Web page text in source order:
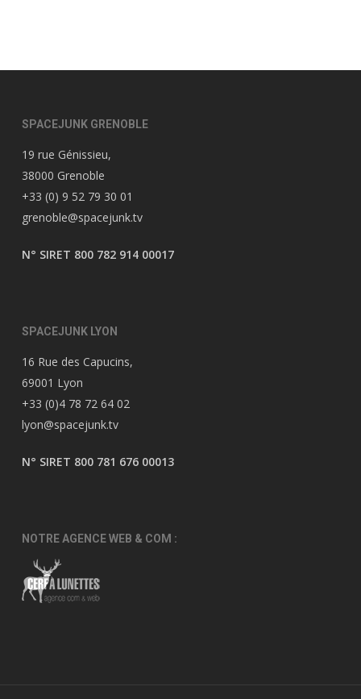
SPACEJUNK GRENOBLE
19 rue Génissieu,
38000 Grenoble
+33 (0) 9 52 79 30 01
grenoble@spacejunk.tv
N° SIRET 800 782 914 00017
SPACEJUNK LYON
16 Rue des Capucins,
69001 Lyon
+33 (0)4 78 72 64 02
lyon@spacejunk.tv
N° SIRET 800 781 676 00013
NOTRE AGENCE WEB & COM :